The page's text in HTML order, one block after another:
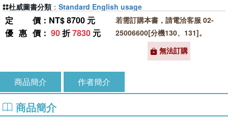
定價 ：NT$ 8700 元
優惠價 ： 90折7830 元
若需訂購本書，請電洽客服 02-
25006600[分機130、131]。
無法訂購
杜威圖書分類 ： Standard English usage
商品簡介 作者簡介
商品簡介